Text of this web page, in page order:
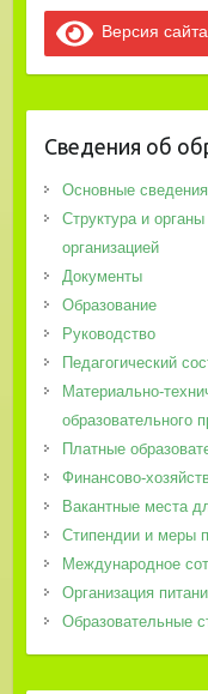
Версия
Сведения об
Основные сведения
Структура и
организацией
Документы
Образование
Руководство
Педагогический
Материально-
образовательного
Платные
Финансово-
Вакантные места
Стипендии и меры
Международное
Организация
Образовательные